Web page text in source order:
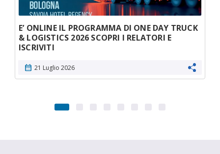
E’ ONLINE IL PROGRAMMA DI ONE DAY TRUCK
& LOGISTICS 2026 SCOPRI I RELATORI E
ISCRIVITI
calendar_month 21 Luglio 2026